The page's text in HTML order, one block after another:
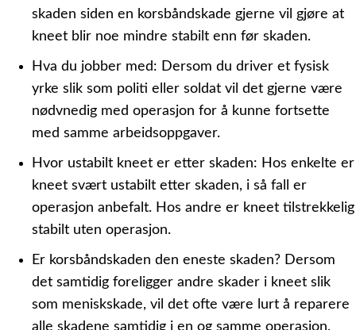
skaden siden en korsbåndskade gjerne vil gjøre at
kneet blir noe mindre stabilt enn før skaden.
Hva du jobber med: Dersom du driver et fysisk
yrke slik som politi eller soldat vil det gjerne være
nødvnedig med operasjon for å kunne fortsette
med samme arbeidsoppgaver.
Hvor ustabilt kneet er etter skaden: Hos enkelte er
kneet svært ustabilt etter skaden, i så fall er
operasjon anbefalt. Hos andre er kneet tilstrekkelig
stabilt uten operasjon.
Er korsbåndskaden den eneste skaden? Dersom
det samtidig foreligger andre skader i kneet slik
som meniskskade, vil det ofte være lurt å reparere
alle skadene samtidig i en og samme operasjon.